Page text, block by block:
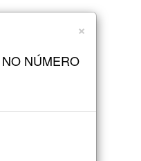
×
NÚMERO